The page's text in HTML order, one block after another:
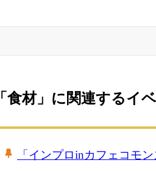
「食材」に関連するイ
「インプロinカフェコモ